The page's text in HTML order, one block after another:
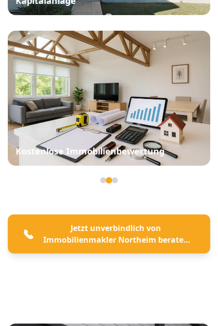
Kostenlose Immobilienbewertung
Jetzt unverbindlich von
Immobilienmakler Northeim beraten
lassen